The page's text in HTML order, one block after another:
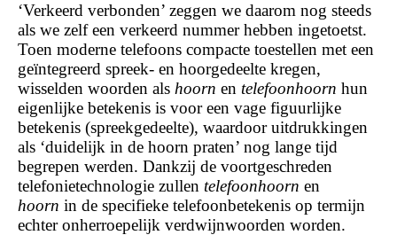
‘Verkeerd verbonden’ zeggen we daarom nog steeds
als we zelf een verkeerd nummer hebben ingetoetst.
Toen moderne telefoons compacte toestellen met een
geïntegreerd spreek- en hoorgedeelte kregen,
wisselden woorden als hoorn en telefoonhoorn hun
eigenlijke betekenis is voor een vage figuurlijke
betekenis (spreekgedeelte), waardoor uitdrukkingen
als ‘duidelijk in de hoorn praten’ nog lange tijd
begrepen werden. Dankzij de voortgeschreden
telefonietechnologie zullen telefoonhoorn en
hoorn in de specifieke telefoonbetekenis op termijn
echter onherroepelijk verdwijnwoorden worden.